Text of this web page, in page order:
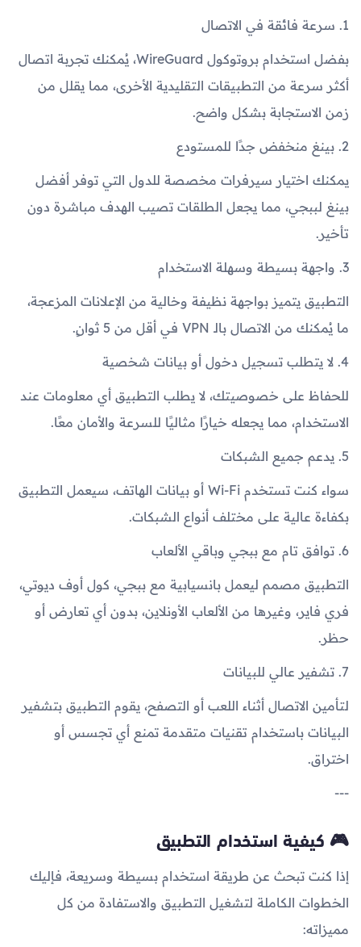
1. سرعة فائقة في الاتصال
بفضل استخدام بروتوكول WireGuard، يُمكنك تجربة اتصال
أكثر سرعة من التطبيقات التقليدية الأخرى، مما يقلل من
زمن الاستجابة بشكل واضح.
2. بينغ منخفض جدًا للمستودع
يمكنك اختيار سيرفرات مخصصة للدول التي توفر أفضل
بينغ لببجي، مما يجعل الطلقات تصيب الهدف مباشرة دون
تأخير.
3. واجهة بسيطة وسهلة الاستخدام
التطبيق يتميز بواجهة نظيفة وخالية من الإعلانات المزعجة،
ما يُمكنك من الاتصال بالـ VPN في أقل من 5 ثوانٍ.
4. لا يتطلب تسجيل دخول أو بيانات شخصية
للحفاظ على خصوصيتك، لا يطلب التطبيق أي معلومات عند
الاستخدام، مما يجعله خيارًا مثاليًا للسرعة والأمان معًا.
5. يدعم جميع الشبكات
سواء كنت تستخدم Wi-Fi أو بيانات الهاتف، سيعمل التطبيق
بكفاءة عالية على مختلف أنواع الشبكات.
6. توافق تام مع ببجي وباقي الألعاب
التطبيق مصمم ليعمل بانسيابية مع ببجي، كول أوف ديوتي،
فري فاير، وغيرها من الألعاب الأونلاين، بدون أي تعارض أو
حظر.
7. تشفير عالي للبيانات
لتأمين الاتصال أثناء اللعب أو التصفح، يقوم التطبيق بتشفير
البيانات باستخدام تقنيات متقدمة تمنع أي تجسس أو
اختراق.
---
🎮 كيفية استخدام التطبيق
إذا كنت تبحث عن طريقة استخدام بسيطة وسريعة، فإليك
الخطوات الكاملة لتشغيل التطبيق والاستفادة من كل
مميزاته: